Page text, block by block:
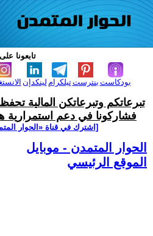
تابعونا
لينكدإن تيلكرامبنترست بودكاست
تبرعاتكم وتبرعاتكن المالية
فشاركونا في دعم استمرارية
[اشترك في قناة ‫«الحوار
الحوار المتمدن - موبايل
الموقع الرئيسي